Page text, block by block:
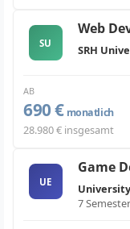
SU
Web
SRH
AB
690 € monatlich
28.980 € insgesamt
UE
Game
7 Semester